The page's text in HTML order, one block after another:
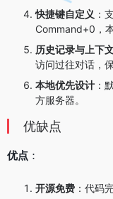
快捷键自定义 ：
Command+0，
历史记录与上下
访问过往对话，
本地优先设计 ：
方服务器。
优缺点
优点 ：
开源免费 ：代码